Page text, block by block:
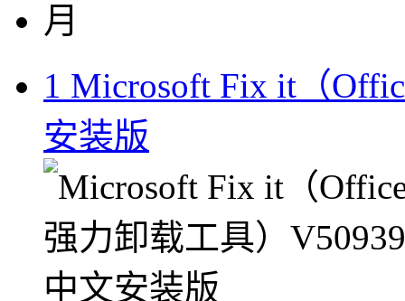
月
1 Microsoft Fix it（
安装版